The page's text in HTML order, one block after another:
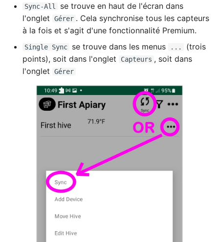
Sync-All
se trouve en haut de l'écran dans
l'onglet
Gérer . Cela synchronise tous les capteurs
à la fois et s'agit d'une fonctionnalité Premium.
Single Sync se trouve dans les menus ...
(trois
points), soit dans l'onglet
Capteurs , soit dans
l'onglet
Gérer